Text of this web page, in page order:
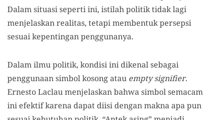
Dalam situasi seperti ini, istilah politik tidak lagi
menjelaskan realitas, tetapi membentuk persepsi
sesuai kepentingan penggunanya.
Dalam ilmu politik, kondisi ini dikenal sebagai
penggunaan simbol kosong atau empty signifier.
Ernesto Laclau menjelaskan bahwa simbol semacam
ini efektif karena dapat diisi dengan makna apa pun